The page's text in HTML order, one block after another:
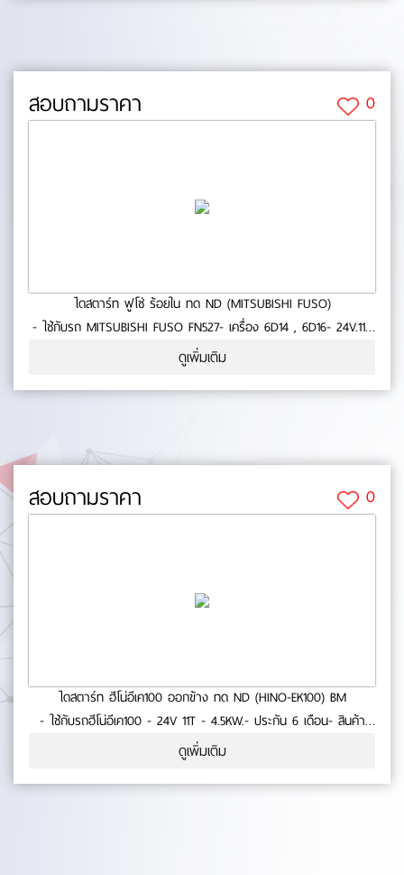
สอบถามราคา 0
ไดสตาร์ท ฟูโซ่ ร้อยใน ทด ND (MITSUBISHI FUSO)
- ใช้กับรถ MITSUBISHI FUSO FN527- เครื่อง 6D14 , 6D16- 24V.11T
4.5KW- ประกัน 6 เดือน- สินค้าคุณภาพ- มาตารฐาน BM No.0-23-26
ดูเพิ่มเติม
สอบถามราคา 0
ไดสตาร์ท ฮีโน่อีเค100 ออกข้าง ทด ND (HINO-EK100) BM
- ใช้กับรถฮีโน่อีเค100 - 24V 11T - 4.5KW.- ประกัน 6 เดือน- สินค้า
คุณภาพ No.0-38-27
ดูเพิ่มเติม